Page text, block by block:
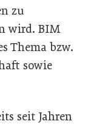
zu
wird. BIM
Thema bzw.
sowie
seit Jahren